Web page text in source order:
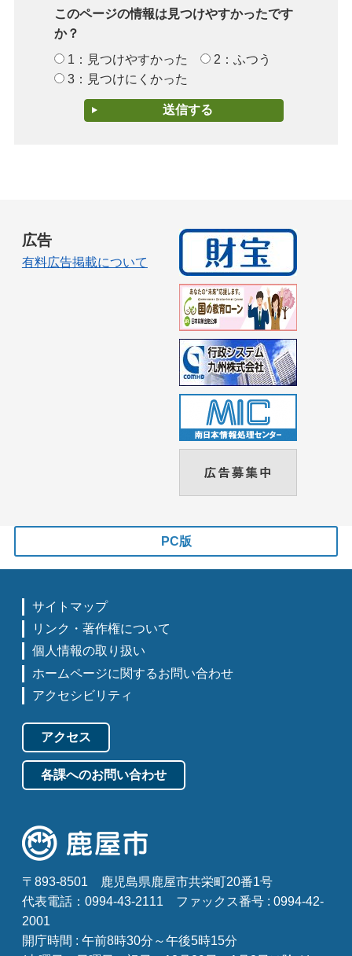
このページの情報は見つけやすかったです
か？
1：見つけやすかった
2：ふつう
3：見つけにくかった
広告
有料広告掲載について
PC版
サイトマップ
リンク・著作権について
個人情報の取り扱い
ホームページに関するお問い合わせ
アクセシビリティ
アクセス
各課へのお問い合わせ
〒893-8501
鹿児島県鹿屋市共栄町20番1号
代表電話：0994-43-2111
ファックス番号 : 0994-42-
2001
開庁時間 : 午前8時30分～午後5時15分